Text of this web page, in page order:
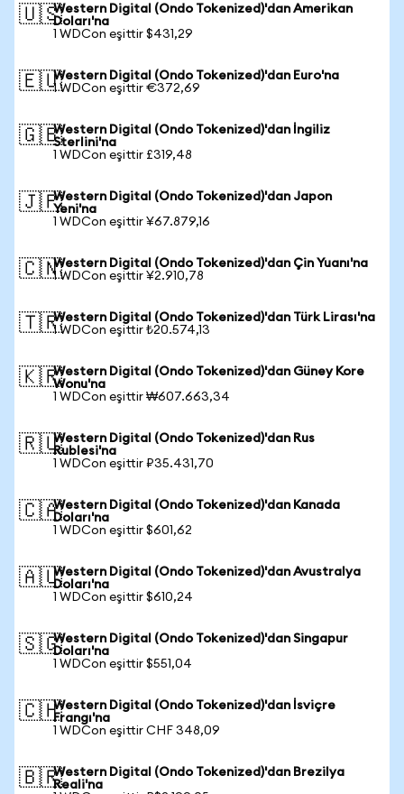
🇺🇸Western Digital (Ondo Tokenized)'dan Amerikan
Doları'na
1 WDCon eşittir $431,29
🇪🇺Western Digital (Ondo Tokenized)'dan Euro'na
1 WDCon eşittir €372,69
🇬🇧Western Digital (Ondo Tokenized)'dan İngiliz
Sterlini'na
1 WDCon eşittir £319,48
🇯🇵Western Digital (Ondo Tokenized)'dan Japon
Yeni'na
1 WDCon eşittir ¥67.879,16
🇨🇳Western Digital (Ondo Tokenized)'dan Çin Yuanı'na
1 WDCon eşittir ¥2.910,78
🇹🇷Western Digital (Ondo Tokenized)'dan Türk Lirası'na
1 WDCon eşittir ₺20.574,13
🇰🇷Western Digital (Ondo Tokenized)'dan Güney Kore
Wonu'na
1 WDCon eşittir ₩607.663,34
🇷🇺Western Digital (Ondo Tokenized)'dan Rus
Rublesi'na
1 WDCon eşittir ₽35.431,70
🇨🇦Western Digital (Ondo Tokenized)'dan Kanada
Doları'na
1 WDCon eşittir $601,62
🇦🇺Western Digital (Ondo Tokenized)'dan Avustralya
Doları'na
1 WDCon eşittir $610,24
🇸🇬Western Digital (Ondo Tokenized)'dan Singapur
Doları'na
1 WDCon eşittir $551,04
🇨🇭Western Digital (Ondo Tokenized)'dan İsviçre
Frangı'na
1 WDCon eşittir CHF 348,09
🇧🇷Western Digital (Ondo Tokenized)'dan Brezilya
Reali'na